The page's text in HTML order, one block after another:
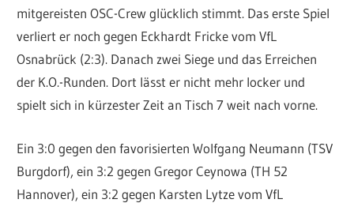
mitgereisten OSC-Crew glücklich stimmt. Das erste Spiel
verliert er noch gegen Eckhardt Fricke vom VfL
Osnabrück (2:3). Danach zwei Siege und das Erreichen
der K.O.-Runden. Dort lässt er nicht mehr locker und
spielt sich in kürzester Zeit an Tisch 7 weit nach vorne.
Ein 3:0 gegen den favorisierten Wolfgang Neumann (TSV
Burgdorf), ein 3:2 gegen Gregor Ceynowa (TH 52
Hannover), ein 3:2 gegen Karsten Lytze vom VfL